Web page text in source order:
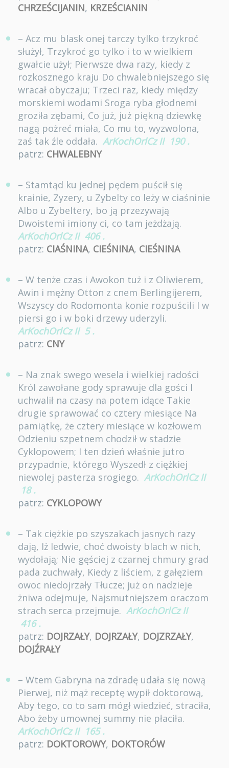
CHRZEŚCIJANIN, KRZEŚCIANIN
– Acz mu blask onej tarczy tylko trzykroć
służył, Trzykroć go tylko i to w wielkiem
gwałcie użył; Pierwsze dwa razy, kiedy z
rozkosznego kraju Do chwalebniejszego się
wracał obyczaju; Trzeci raz, kiedy między
morskiemi wodami Sroga ryba głodnemi
groziła zębami, Co już, już piękną dziewkę
nagą pożreć miała, Co mu to, wyzwolona,
zaś tak źle oddała. ArKochOrlCz II 190 .
patrz: CHWALEBNY
– Stamtąd ku jednej pędem puścił się
krainie, Zyzery, u Zybelty co leży w ciaśninie
Albo u Zybeltery, bo ją przezywają
Dwoistemi imiony ci, co tam jeżdżają.
ArKochOrlCz II 406 .
patrz: CIAŚNINA, CIEŚNINA, CIEŚNINA
– W tenże czas i Awokon tuż i z Oliwierem,
Awin i mężny Otton z cnem Berlingijerem,
Wszyscy do Rodomonta konie rozpuścili I w
piersi go i w boki drzewy uderzyli.
ArKochOrlCz II 5 .
patrz: CNY
– Na znak swego wesela i wielkiej radości
Król zawołane gody sprawuje dla gości I
uchwalił na czasy na potem idące Takie
drugie sprawować co cztery miesiące Na
pamiątkę, że cztery miesiące w kozłowem
Odzieniu szpetnem chodził w stadzie
Cyklopowem; I ten dzień właśnie jutro
przypadnie, którego Wyszedł z ciężkiej
niewolej pasterza srogiego. ArKochOrlCz II
18 .
patrz: CYKLOPOWY
– Tak ciężkie po szyszakach jasnych razy
dają, Iż ledwie, choć dwoisty blach w nich,
wydołają; Nie gęściej z czarnej chmury grad
pada zuchwały, Kiedy z liściem, z gałęziem
owoc niedojrzały Tłucze; już on nadzieje
żniwa odejmuje, Najsmutniejszem oraczom
strach serca przejmuje. ArKochOrlCz II
416 .
patrz: DOJRZAŁY, DOJRZAŁY, DOJZRZAŁY,
DOJŹRAŁY
– Wtem Gabryna na zdradę udała się nową
Pierwej, niż mąż receptę wypił doktorową,
Aby tego, co to sam mógł wiedzieć, straciła,
Abo żeby umownej summy nie płaciła.
ArKochOrlCz II 165 .
patrz: DOKTOROWY, DOKTORÓW